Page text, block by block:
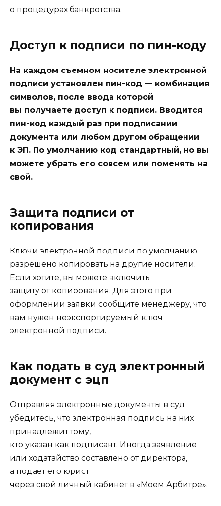
о процедурах банкротства.
Доступ к подписи по пин-коду
На каждом съемном носителе электронной
подписи установлен пин-код — комбинация
символов, после ввода которой
вы получаете доступ к подписи. Вводится
пин-код каждый раз при подписании
документа или любом другом обращении
к ЭП. По умолчанию код стандартный, но вы
можете убрать его совсем или поменять на
свой.
Защита подписи от
копирования
Ключи электронной подписи по умолчанию
разрешено копировать на другие носители.
Если хотите, вы можете включить
защиту от копирования. Для этого при
оформлении заявки сообщите менеджеру, что
вам нужен неэкспортируемый ключ
электронной подписи.
Как подать в суд электронный
документ с эцп
Отправляя электронные документы в суд
убедитесь, что электронная подпись на них
принадлежит тому,
кто указан как подписант. Иногда заявление
или ходатайство составлено от директора,
а подает его юрист
через свой личный кабинет в «Моем Арбитре».